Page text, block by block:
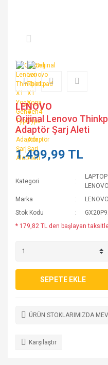
LENOVO
Orijinal Lenovo
Adaptör Şarj Aleti
1.499,99 TL
Kategori
Marka
LENOVO
Stok Kodu
* 179,82 TL den başlayan
SEPETE EKLE
ÜRÜN STOKLARIMIZDA
Karşılaştır